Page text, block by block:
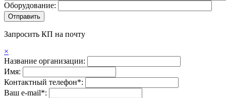
Оборудование:
Запросить КП на почту
×
Название организации:
Имя:
Контактный телефон*:
Ваш e-mail*: